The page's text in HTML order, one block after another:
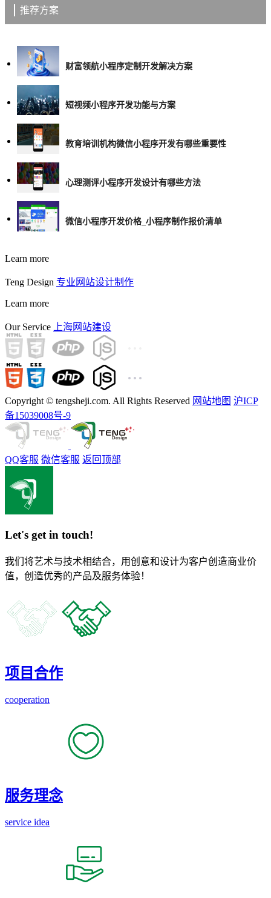
推荐方案
财富领航小程序定制开发解决方案
短视频小程序开发功能与方案
教育培训机构微信小程序开发有哪些重要性
心理测评小程序开发设计有哪些方法
微信小程序开发价格_小程序制作报价清单
Learn more
Teng Design 专业网站设计制作
Learn more
Our Service 上海网站建设
Copyright © tengsheji.com. All Rights Reserved 网站地图 沪ICP
备15039008号-9
QQ客服 微信客服 返回顶部
Let's get in touch!
我们将艺术与技术相结合，用创意和设计为客户创造商业价
值，创造优秀的产品及服务体验！
项目合作
cooperation
服务理念
service idea